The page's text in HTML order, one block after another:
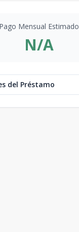
Pago Mensual Estimado
N/A
del Préstamo